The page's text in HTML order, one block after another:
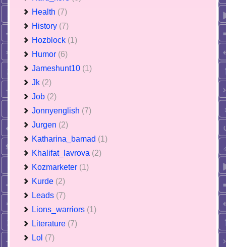
Health (7)
History (7)
Hozblock (1)
Humor (6)
Jameshunt10 (1)
Jk (2)
Job (2)
Jonnyenglish (7)
Jurgen (2)
Katharina_bamad (1)
Khalifat_lavrova (2)
Kozmarketer (1)
Kurde (2)
Leads (7)
Lions_warriors (1)
Literature (7)
Lol (7)